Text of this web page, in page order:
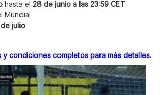
hasta el 28 de junio a las 23:59 CET
Mundial
de julio
y condiciones completos para más detalles.